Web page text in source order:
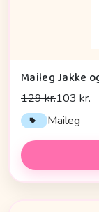
Maileg Jakke
129 kr.103 kr.
Maileg